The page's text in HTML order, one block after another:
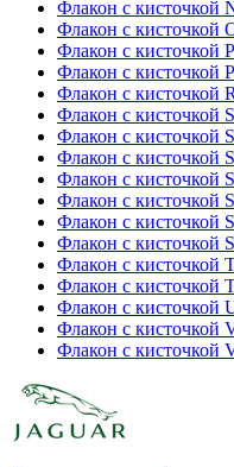
Флакон с кисточкой
Флакон с кисточкой
Флакон с кисточкой
Флакон с кисточкой
Флакон с кисточкой
Флакон с кисточкой
Флакон с кисточкой
Флакон с кисточкой
Флакон с кисточкой
Флакон с кисточкой
Флакон с кисточкой
Флакон с кисточкой
Флакон с кисточкой
Флакон с кисточкой
Флакон с кисточкой
Флакон с кисточкой
Флакон с кисточкой